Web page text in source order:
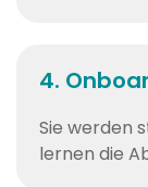
4.
Sie werden
lernen die